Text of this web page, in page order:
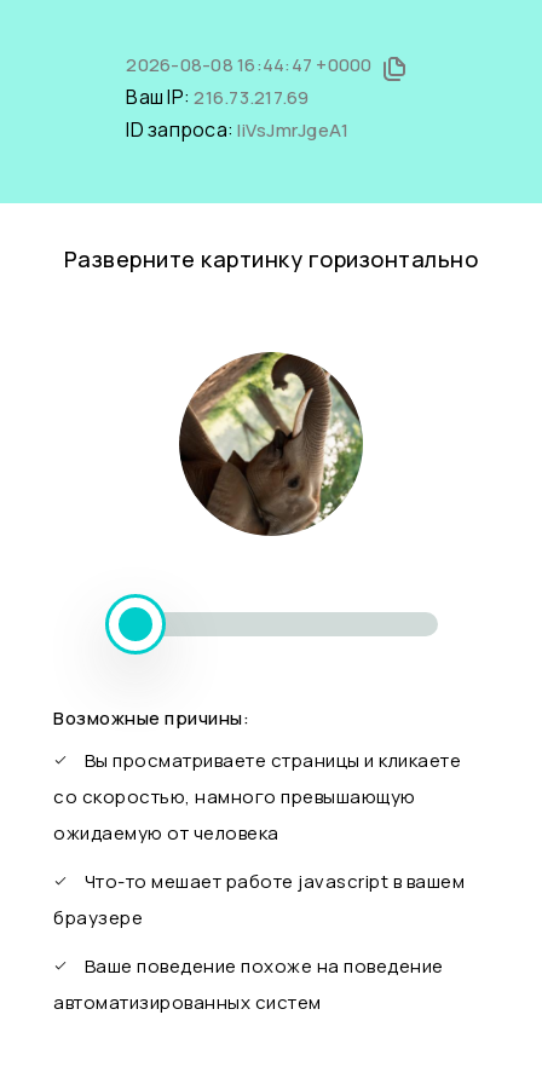
2026-08-08 16:44:47 +0000
Ваш IP:216.73.217.69
ID запроса:liVsJmrJgeA1
Разверните картинку горизонтально
Возможные причины:
Вы просматриваете страницы и кликаете
со скоростью, намного превышающую
ожидаемую от человека
Что-то мешает работе javascript в вашем
браузере
Ваше поведение похоже на поведение
автоматизированных систем